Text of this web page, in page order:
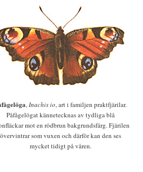
,Inachis io, art i familjen praktfjärilar.
Påfågelögat kännetecknas av tydliga blå
mot en rödbrun bakgrundsfärg. Fjärilen
övervintrar som vuxen och därför kan den ses
mycket tidigt på våren.